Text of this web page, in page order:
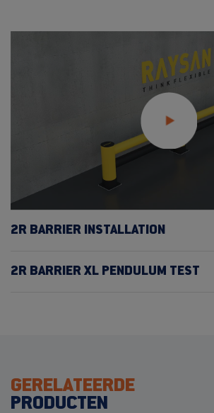
2R BARRIER INSTALLATION
2R BARRIER XL PENDULUM TEST
GERELATEERDE
PRODUCTEN